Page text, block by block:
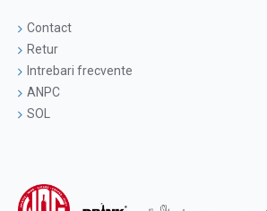
Contact
Retur
Intrebari frecvente
ANPC
SOL